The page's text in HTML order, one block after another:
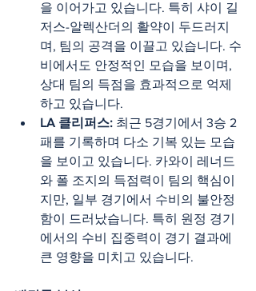
을 이어가고 있습니다. 특히 샤이 길
저스-알렉산더의 활약이 두드러지
며, 팀의 공격을 이끌고 있습니다. 수
비에서도 안정적인 모습을 보이며,
상대 팀의 득점을 효과적으로 억제
하고 있습니다.
LA 클리퍼스: 최근 5경기에서 3승 2
패를 기록하며 다소 기복 있는 모습
을 보이고 있습니다. 카와이 레너드
와 폴 조지의 득점력이 팀의 핵심이
지만, 일부 경기에서 수비의 불안정
함이 드러났습니다. 특히 원정 경기
에서의 수비 집중력이 경기 결과에
큰 영향을 미치고 있습니다.